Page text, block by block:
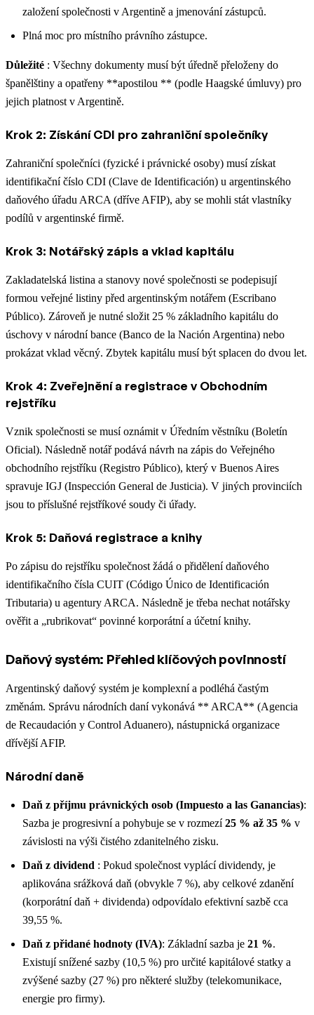
založení společnosti v Argentině a jmenování zástupců.
Plná moc pro místního právního zástupce.
Důležité : Všechny dokumenty musí být úředně přeloženy do
španělštiny a opatřeny **apostilou ** (podle Haagské úmluvy) pro
jejich platnost v Argentině.
Krok 2: Získání CDI pro zahraniční společníky
Zahraniční společníci (fyzické i právnické osoby) musí získat
identifikační číslo CDI (Clave de Identificación) u argentinského
daňového úřadu ARCA (dříve AFIP), aby se mohli stát vlastníky
podílů v argentinské firmě.
Krok 3: Notářský zápis a vklad kapitálu
Zakladatelská listina a stanovy nové společnosti se podepisují
formou veřejné listiny před argentinským notářem (Escribano
Público). Zároveň je nutné složit 25 % základního kapitálu do
úschovy v národní bance (Banco de la Nación Argentina) nebo
prokázat vklad věcný. Zbytek kapitálu musí být splacen do dvou let.
Krok 4: Zveřejnění a registrace v Obchodním
rejstříku
Vznik společnosti se musí oznámit v Úředním věstníku (Boletín
Oficial). Následně notář podává návrh na zápis do Veřejného
obchodního rejstříku (Registro Público), který v Buenos Aires
spravuje IGJ (Inspección General de Justicia). V jiných provinciích
jsou to příslušné rejstříkové soudy či úřady.
Krok 5: Daňová registrace a knihy
Po zápisu do rejstříku společnost žádá o přidělení daňového
identifikačního čísla CUIT (Código Único de Identificación
Tributaria) u agentury ARCA. Následně je třeba nechat notářsky
ověřit a „rubrikovat“ povinné korporátní a účetní knihy.
Daňový systém: Přehled klíčových povinností
Argentinský daňový systém je komplexní a podléhá častým
změnám. Správu národních daní vykonává ** ARCA** (Agencia
de Recaudación y Control Aduanero), nástupnická organizace
dřívější AFIP.
Národní daně
Daň z příjmu právnických osob (Impuesto a las Ganancias):
Sazba je progresivní a pohybuje se v rozmezí 25 % až 35 % v
závislosti na výši čistého zdanitelného zisku.
Daň z dividend : Pokud společnost vyplácí dividendy, je
aplikována srážková daň (obvykle 7 %), aby celkové zdanění
(korporátní daň + dividenda) odpovídalo efektivní sazbě cca
39,55 %.
Daň z přidané hodnoty (IVA): Základní sazba je 21 %.
Existují snížené sazby (10,5 %) pro určité kapitálové statky a
zvýšené sazby (27 %) pro některé služby (telekomunikace,
energie pro firmy).